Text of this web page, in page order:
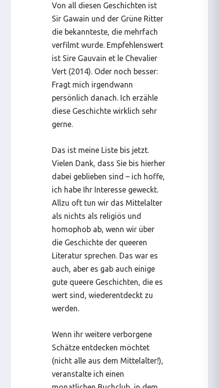
Von all diesen Geschichten ist
Sir Gawain und der Grüne Ritter
die bekannteste, die mehrfach
verfilmt wurde. Empfehlenswert
ist Sire Gauvain et le Chevalier
Vert (2014). Oder noch besser:
Fragt mich irgendwann
persönlich danach. Ich erzähle
diese Geschichte wirklich sehr
gerne.
Das ist meine Liste bis jetzt.
Vielen Dank, dass Sie bis hierher
dabei geblieben sind – ich hoffe,
ich habe Ihr Interesse geweckt.
Allzu oft tun wir das Mittelalter
als nichts als religiös und
homophob ab, wenn wir über
die Geschichte der queeren
Literatur sprechen. Das war es
auch, aber es gab auch einige
gute queere Geschichten, die es
wert sind, wiederentdeckt zu
werden.
Wenn ihr weitere verborgene
Schätze entdecken möchtet
(nicht alle aus dem Mittelalter!),
veranstalte ich einen